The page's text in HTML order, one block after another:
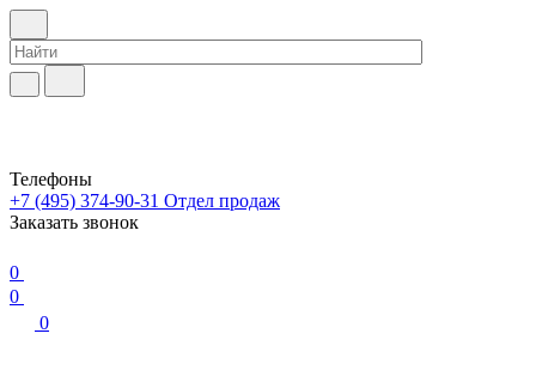
Телефоны
+7 (495) 374-90-31 Отдел продаж
Заказать звонок
0
0
0